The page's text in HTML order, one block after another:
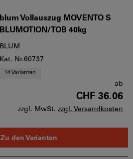
blum Vollauszug MOVENTO S
BLUMOTION/TOB 40kg
BLUM
Kat. Nr.60737
14 Varianten
ab
CHF 36.06
zzgl. MwSt. zzgl. Versandkosten
Zu den Varianten